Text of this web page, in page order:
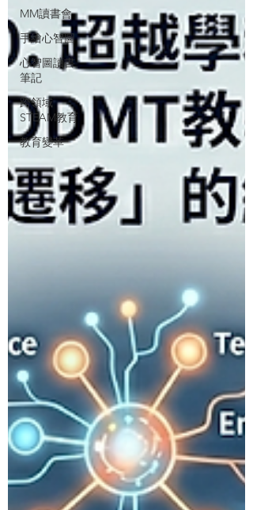
MM讀書會
手繪心智圖
心智圖讀書
筆記
跨領域
STEAM教育
教育變革